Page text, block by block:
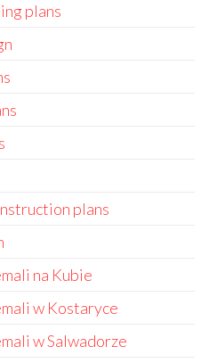
plans
plans
na Kubie
w Kostaryce
w Salwadorze